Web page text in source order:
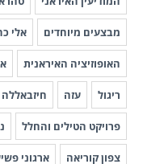
מבצעים מיוחדים אלי
האופוזיציה האיראנית
ריגול עזה חיזבאללה
פרויקט הטילים והחלל
צפון קוריאה ארגוני